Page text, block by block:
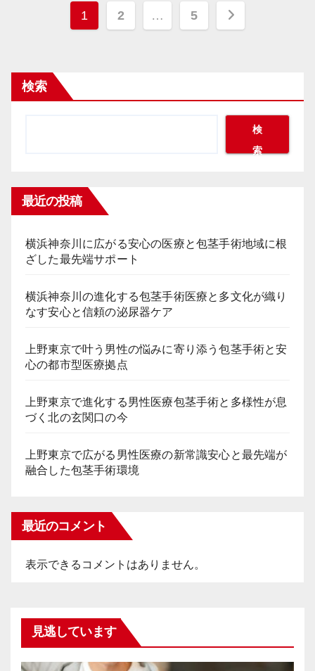
投
ペ
送
り
1 2 … 5
検索
検
索
最近の投稿
横浜神奈川に広がる安心の医療と包茎手術地域に根
ざした最先端サポート
横浜神奈川の進化する包茎手術医療と多文化が織り
なす安心と信頼の泌尿器ケア
上野東京で叶う男性の悩みに寄り添う包茎手術と安
心の都市型医療拠点
上野東京で進化する男性医療包茎手術と多様性が息
づく北の玄関口の今
上野東京で広がる男性医療の新常識安心と最先端が
融合した包茎手術環境
最近のコメント
表示できるコメントはありません。
見逃しています